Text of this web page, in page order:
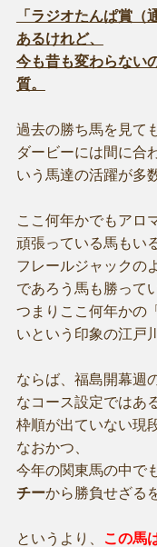
「ラジオたんぱ賞
あるけれど、
今も昔も変わらない
質。
過去の勝ち馬を見ても
ダービーには間に合
いう馬達の活躍が多
ここ何年かでもアロ
頑張っている馬もい
フレールジャックの
であろう馬も勝って
つまりここ何年かの
いという印象の江戸
ならば、福島開幕週
なコース設定ではあ
枠順が出ていない現
なおかつ、
今年の関東馬の中で
チーから勝負せざる
というより、
この馬